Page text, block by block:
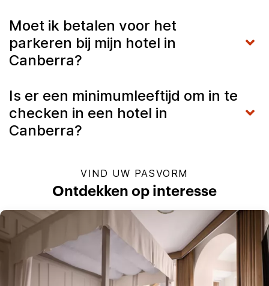
Moet ik betalen voor het
parkeren bij mijn hotel in
Canberra?
Is er een minimumleeftijd om in te
checken in een hotel in
Canberra?
VIND UW PASVORM
Ontdekken op interesse